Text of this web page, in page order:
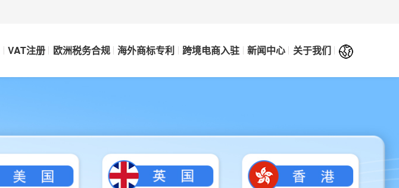
VAT注册 欧洲税务合规 海外商标专利 跨境电商入驻 新闻中心 关于我们